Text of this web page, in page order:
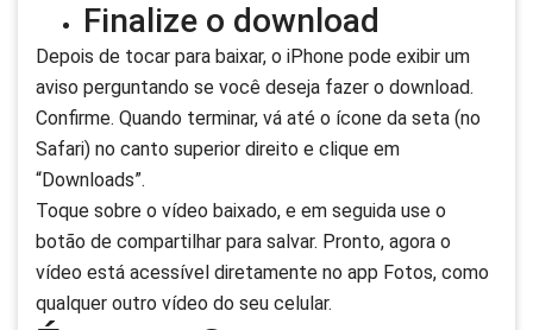
Finalize o download
Depois de tocar para baixar, o iPhone pode exibir um
aviso perguntando se você deseja fazer o download.
Confirme. Quando terminar, vá até o ícone da seta (no
Safari) no canto superior direito e clique em
“Downloads”.
Toque sobre o vídeo baixado, e em seguida use o
botão de compartilhar para salvar. Pronto, agora o
vídeo está acessível diretamente no app Fotos, como
qualquer outro vídeo do seu celular.